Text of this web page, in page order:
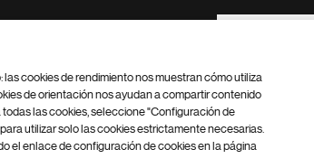
Footer Site
Configuración de cookies Mapa del sitio
cookies de rendimiento nos muestran cómo utiliza
de orientación nos ayudan a compartir contenido
las cookies, seleccione "Configuración de
utilizar solo las cookies estrictamente necesarias.
el enlace de configuración de cookies en la página